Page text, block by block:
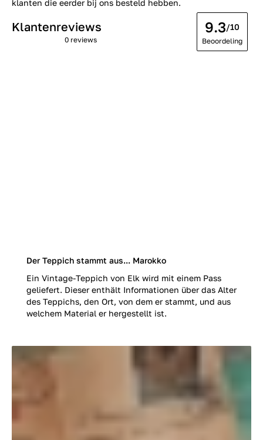
klanten die eerder bij ons besteld hebben.
Der Teppich stammt aus... Marokko
Ein Vintage-Teppich von Elk wird mit einem Pass
geliefert. Dieser enthält Informationen über das Alter
des Teppichs, den Ort, von dem er stammt, und aus
welchem Material er hergestellt ist.
Klantenreviews
0 reviews
9.3/10
Beoordeling